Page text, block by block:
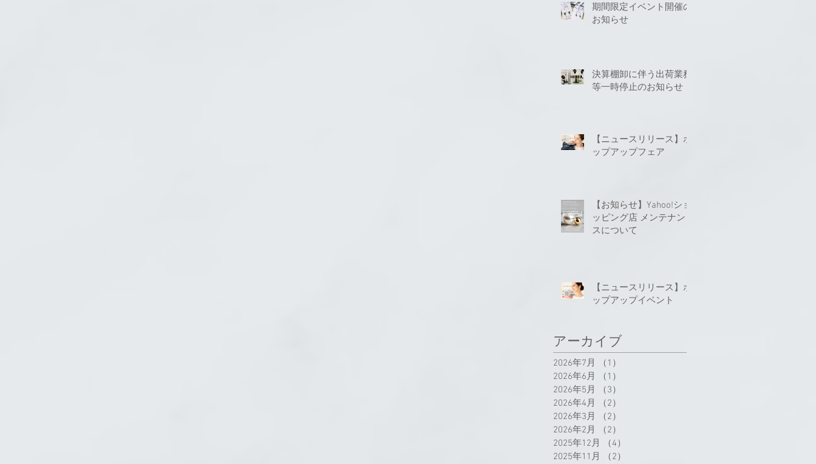
期間限定イベント開催の
お知らせ
決算棚卸に伴う出荷業務
等一時停止のお知らせ
【ニュースリリース】ポ
ップアップフェア
【お知らせ】Yahoo!ショ
ッピング店 メンテナン
スについて
【ニュースリリース】ポ
ップアップイベント
アーカイブ
2026年7月 （1）
2026年6月
（1）
2026年5月
（3）
2026年4月
（2）
2026年3月
（2）
2026年2月
（2）
2025年12月
（4）
2025年11月
（2）